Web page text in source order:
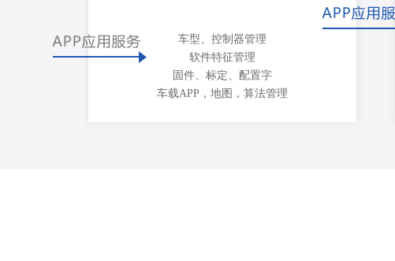
车型、控制器管理
软件特征管理
固件、标定、配置字
车载APP，地图，算法管理